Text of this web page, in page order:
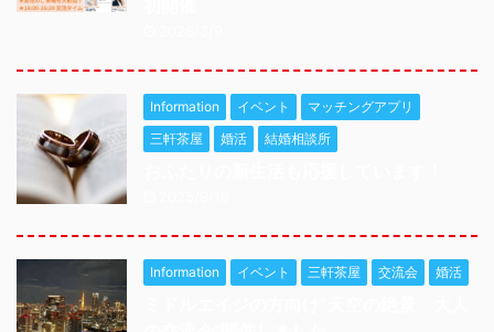
Information イベント
マッチングアプリ
三軒茶屋
婚活 結婚相談所
Information イベント 三軒茶屋 交流会 婚活